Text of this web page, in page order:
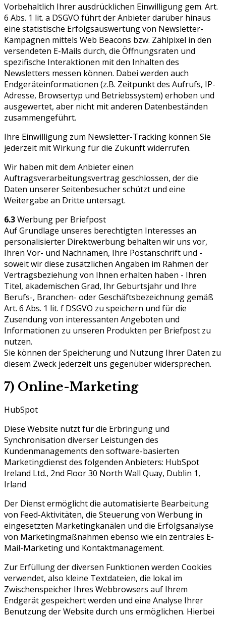
Vorbehaltlich Ihrer ausdrücklichen Einwilligung gem. Art.
6 Abs. 1 lit. a DSGVO führt der Anbieter darüber hinaus
eine statistische Erfolgsauswertung von Newsletter-
Kampagnen mittels Web Beacons bzw. Zählpixel in den
versendeten E-Mails durch, die Öffnungsraten und
spezifische Interaktionen mit den Inhalten des
Newsletters messen können. Dabei werden auch
Endgeräteinformationen (z.B. Zeitpunkt des Aufrufs, IP-
Adresse, Browsertyp und Betriebssystem) erhoben und
ausgewertet, aber nicht mit anderen Datenbeständen
zusammengeführt.
Ihre Einwilligung zum Newsletter-Tracking können Sie
jederzeit mit Wirkung für die Zukunft widerrufen.
Wir haben mit dem Anbieter einen
Auftragsverarbeitungsvertrag geschlossen, der die
Daten unserer Seitenbesucher schützt und eine
Weitergabe an Dritte untersagt.
6.3Werbung per Briefpost
Auf Grundlage unseres berechtigten Interesses an
personalisierter Direktwerbung behalten wir uns vor,
Ihren Vor- und Nachnamen, Ihre Postanschrift und -
soweit wir diese zusätzlichen Angaben im Rahmen der
Vertragsbeziehung von Ihnen erhalten haben - Ihren
Titel, akademischen Grad, Ihr Geburtsjahr und Ihre
Berufs-, Branchen- oder Geschäftsbezeichnung gemäß
Art. 6 Abs. 1 lit. f DSGVO zu speichern und für die
Zusendung von interessanten Angeboten und
Informationen zu unseren Produkten per Briefpost zu
nutzen.
Sie können der Speicherung und Nutzung Ihrer Daten zu
diesem Zweck jederzeit uns gegenüber widersprechen.
7) Online-Marketing
HubSpot
Diese Website nutzt für die Erbringung und
Synchronisation diverser Leistungen des
Kundenmanagements den software-basierten
Marketingdienst des folgenden Anbieters: HubSpot
Ireland Ltd., 2nd Floor 30 North Wall Quay, Dublin 1,
Irland
Der Dienst ermöglicht die automatisierte Bearbeitung
von Feed-Aktivitäten, die Steuerung von Werbung in
eingesetzten Marketingkanälen und die Erfolgsanalyse
von Marketingmaßnahmen ebenso wie ein zentrales E-
Mail-Marketing und Kontaktmanagement.
Zur Erfüllung der diversen Funktionen werden Cookies
verwendet, also kleine Textdateien, die lokal im
Zwischenspeicher Ihres Webbrowsers auf Ihrem
Endgerät gespeichert werden und eine Analyse Ihrer
Benutzung der Website durch uns ermöglichen. Hierbei